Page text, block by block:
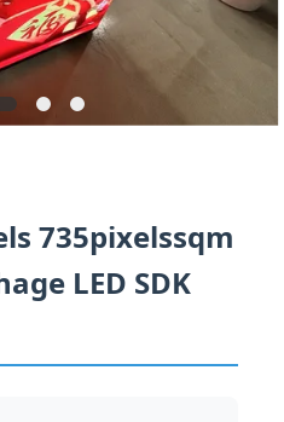
735pixelssqm
LED SDK